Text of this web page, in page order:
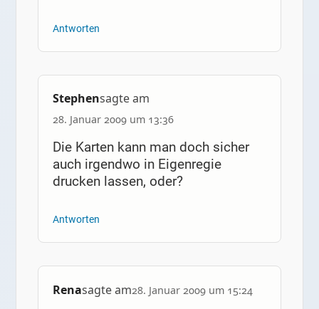
Antworten
Stephensagte am
28. Januar 2009 um 13:36
Die Karten kann man doch sicher
auch irgendwo in Eigenregie
drucken lassen, oder?
Antworten
Renasagte am28. Januar 2009 um 15:24